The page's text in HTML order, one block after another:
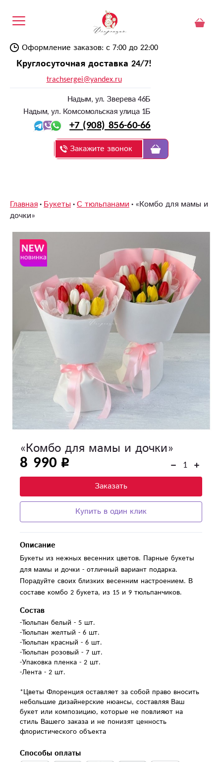
Оформление заказов: с 7:00 до 22:00
Круглосуточная доставка 24/7!
trachsergei@yandex.ru
Надым, ул. Зверева 46Б
Надым, ул. Комсомольская улица 1Б
+7 (908) 856-60-66
Закажите звонок
Главная Букеты С тюльпанами «Комбо для мамы и
дочки»
«Комбо для мамы и дочки»
8 990
Заказать
Купить в один клик
Описание
Букеты из нежных весенних цветов. Парные букеты
для мамы и дочки - отличный вариант подарка.
Порадуйте своих близких весенним настроением. В
составе комбо 2 букета, из 15 и 9 тюльпанчиков.
Состав
-Тюльпан белый - 5 шт.
-Тюльпан желтый - 6 шт.
-Тюльпан красный - 6 шт.
-Тюльпан розовый - 7 шт.
-Упаковка пленка - 2 шт.
-Лента - 2 шт.
*Цветы Флоренция оставляет за собой право вносить
небольшие дизайнерские нюансы, составляя Ваш
букет или композицию, которые не повлияют на
стиль Вашего заказа и не понизят ценность
флористического объекта
Способы оплаты